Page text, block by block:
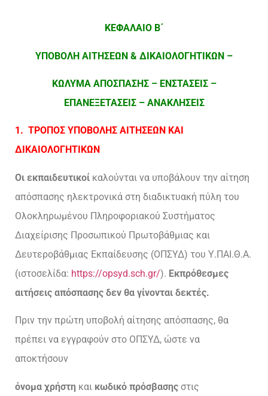
ΚΕΦΑΛΑΙΟ Β΄
ΥΠΟΒΟΛΗ ΑΙΤΗΣΕΩΝ & ΔΙΚΑΙΟΛΟΓΗΤΙΚΩΝ –
ΚΩΛΥΜΑ ΑΠΟΣΠΑΣΗΣ – ΕΝΣΤΑΣΕΙΣ –
ΕΠΑΝΕΞΕΤΑΣΕΙΣ – ΑΝΑΚΛΗΣΕΙΣ
1. ΤΡΟΠΟΣ ΥΠΟΒΟΛΗΣ ΑΙΤΗΣΕΩΝ ΚΑΙ
ΔΙΚΑΙΟΛΟΓΗΤΙΚΩΝ
Οι εκπαιδευτικοί καλούνται να υποβάλουν την αίτηση
απόσπασης ηλεκτρονικά στη διαδικτυακή πύλη του
Ολοκληρωμένου Πληροφοριακού Συστήματος
Διαχείρισης Προσωπικού Πρωτοβάθμιας και
Δευτεροβάθμιας Εκπαίδευσης (ΟΠΣΥΔ) του Υ.ΠΑΙ.Θ.Α.
(ιστοσελίδα: https://opsyd.sch.gr/). Εκπρόθεσμες
αιτήσεις απόσπασης δεν θα γίνονται δεκτές.
Πριν την πρώτη υποβολή αίτησης απόσπασης, θα
πρέπει να εγγραφούν στο ΟΠΣΥΔ, ώστε να
αποκτήσουν
όνομα χρήστη και κωδικό πρόσβασης στις